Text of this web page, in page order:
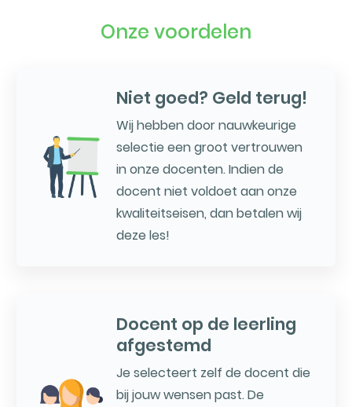
Onze voordelen
Niet goed? Geld terug!
Wij hebben door nauwkeurige
selectie een groot vertrouwen
in onze docenten. Indien de
docent niet voldoet aan onze
kwaliteitseisen, dan betalen wij
deze les!
Docent op de leerling
afgestemd
Je selecteert zelf de docent die
bij jouw wensen past. De